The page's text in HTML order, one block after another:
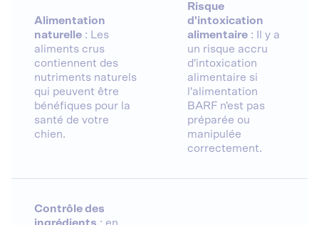
Alimentation
naturelle : Les
aliments crus
contiennent des
nutriments naturels
qui peuvent être
bénéfiques pour la
santé de votre
chien.
Risque
d'intoxication
alimentaire : Il y a
un risque accru
d'intoxication
alimentaire si
l'alimentation
BARF n'est pas
préparée ou
manipulée
correctement.
Contrôle des